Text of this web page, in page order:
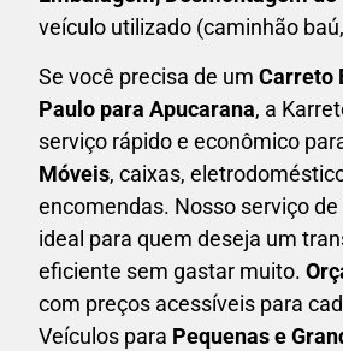
veículo utilizado (caminhão
Se você precisa de um Carreto
Paulo para Apucarana, a
serviço rápido e econômico
Móveis, caixas,
encomendas. Nosso serviço de
ideal para quem deseja um
eficiente sem gastar muito.
com preços acessíveis para
Veículos para Pequenas e